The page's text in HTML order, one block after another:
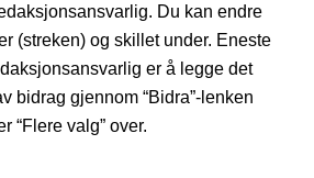
Du kan endre
(streken) og skillet under. Eneste
er å legge det
bidrag gjennom “Bidra”-lenken
“Flere valg” over.